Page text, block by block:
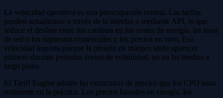
La velocidad operativa es una preocupación central. Las tarifas
pueden actualizarse a través de la interfaz o mediante API, lo que
reduce el desfase entre los cambios en los costes de energía, las tasas
de red o los supuestos comerciales y los precios en vivo. Esa
velocidad importa porque la presión de margen suele aparecer
primero durante periodos cortos de volatilidad, no en las medias a
largo plazo.
El Tariff Engine admite las estructuras de precios que los CPO usan
realmente en la práctica. Los precios basados en energía, los